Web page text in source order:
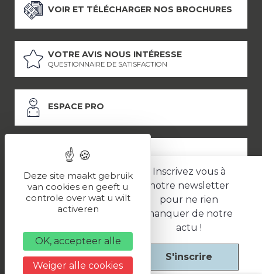
Inscrivez vous à
notre newsletter
pour ne rien
manquer de notre
actu !
S'inscrire
VOIR ET TÉLÉCHARGER NOS BROCHURES
VOTRE AVIS NOUS INTÉRESSE
QUESTIONNAIRE DE SATISFACTION
ESPACE PRO
ESPACE PRESSE
LES PARTENAIRES
Politique de confidentialité
Une réalisation
Deze site maakt gebruik
van cookies en geeft u
controle over wat u wilt
activeren
OK, accepteer alle
Weiger alle cookies